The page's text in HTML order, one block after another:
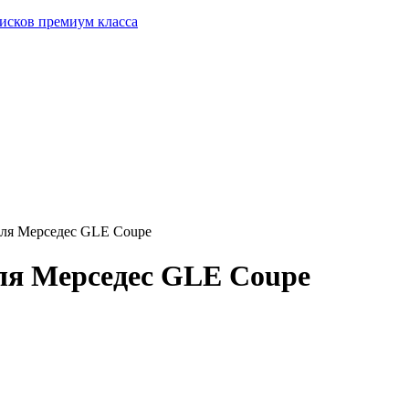
премиум класса
Мерседес GLE Coupe
Мерседес GLE Coupe